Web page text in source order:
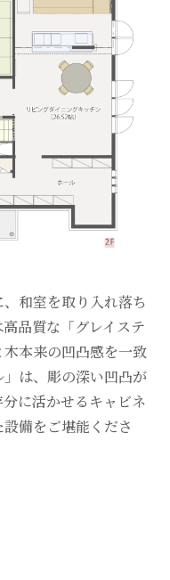
和室を取り入れ落ち
品質な「グレイステ
本来の凹凸感を一致
は、彫の深い凹凸が
に活かせるキャビネ
備をご堪能くださ